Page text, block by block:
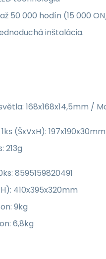
50 000 hodín (15 000
inštalácia.
168x168x14,5mm /
(ŠxVxH): 197x190x30mm
213g
8595159820491
410x395x320mm
9kg
6,8kg